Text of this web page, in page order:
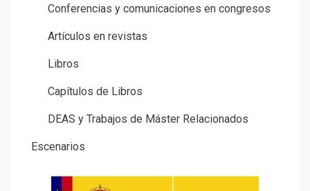
Conferencias y comunicaciones en congresos
Artículos en revistas
Libros
Capítulos de Libros
DEAS y Trabajos de Máster Relacionados
Escenarios